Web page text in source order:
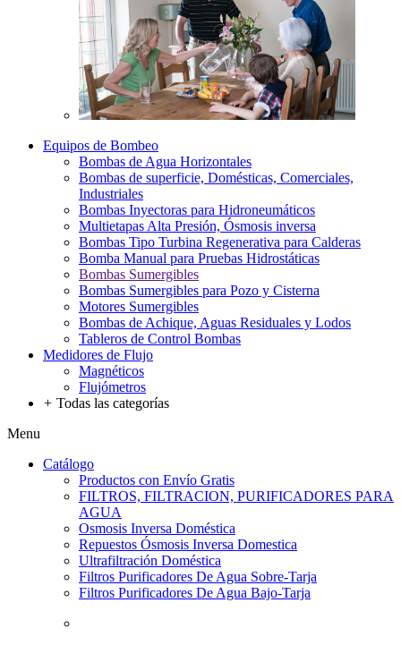
Equipos de Bombeo
Bombas de Agua Horizontales
Bombas de superficie, Domésticas, Comerciales,
Industriales
Bombas Inyectoras para Hidroneumáticos
Multietapas Alta Presión, Ósmosis inversa
Bombas Tipo Turbina Regenerativa para Calderas
Bomba Manual para Pruebas Hidrostáticas
Bombas Sumergibles
Bombas Sumergibles para Pozo y Cisterna
Motores Sumergibles
Bombas de Achique, Aguas Residuales y Lodos
Tableros de Control Bombas
Medidores de Flujo
Magnéticos
Flujómetros
+ Todas las categorías
Menu
Catálogo
Productos con Envío Gratis
FILTROS, FILTRACION, PURIFICADORES PARA
AGUA
Osmosis Inversa Doméstica
Repuestos Ósmosis Inversa Domestica
Ultrafiltración Doméstica
Filtros Purificadores De Agua Sobre-Tarja
Filtros Purificadores De Agua Bajo-Tarja